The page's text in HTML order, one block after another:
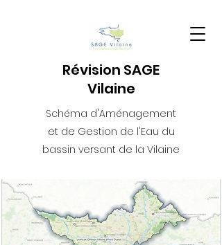
Révision SAGE
Vilaine
Schéma d'Aménagement
et de Gestion de l'Eau du
bassin versant de la Vilaine